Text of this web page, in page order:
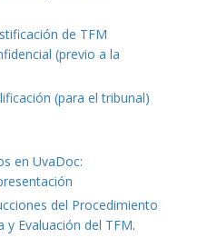
de TFM
(previo a la
(para el tribunal)
en UvaDoc:
del Procedimiento
y Evaluación del TFM.